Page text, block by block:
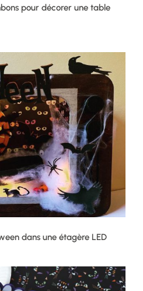
pour décorer une table
dans une étagère LED